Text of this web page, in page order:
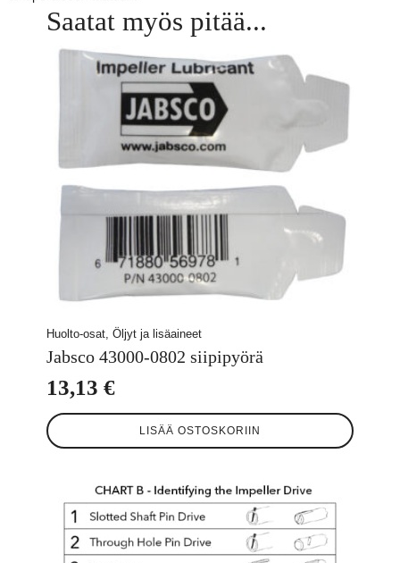
Saatat myös pitää...
Huolto-osat, Öljyt ja lisäaineet
Jabsco 43000-0802 siipipyörä
13,13 €
LISÄÄ OSTOSKORIIN